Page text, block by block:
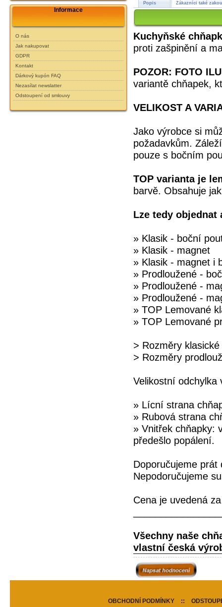
Informace
O nás
Jak nakupovat
GDPR
Kontakt
Dárkový kupón FAQ
Nezasílat newslatter
Odstoupení od smlouvy
Popis Zákazníci také
Kuchyňské
proti zašpinění a
POZOR: FOTO
variantě chňapek,
VELIKOST A
Jako výrobce si
požadavkům.
pouze s bočním
TOP varianta je
barvě. Obsahuje
Lze tedy
» Klasik - boční
» Klasik - magnet
» Klasik - magnet i
» Prodloužené -
» Prodloužené -
» Prodloužené -
» TOP Lemované
» TOP Lemované
> Rozměry
> Rozměry
Velikostní odchylka
» Lícní strana
» Rubová strana
» Vnitřek chňapky:
předešlo popálení.
Doporučujeme prát
Nepodoručujeme
Cena je uvedená
Všechny naše
vlastní česká
OBCHODNÍ PODMÍNKY ::